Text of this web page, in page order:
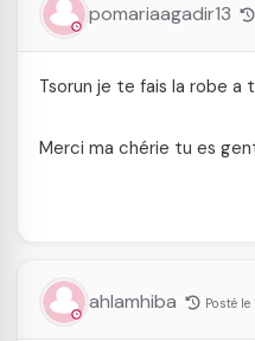
pomariaagadir13
Tsorun je te fais la robe a
Merci ma chérie tu es
ahlamhiba Posté le